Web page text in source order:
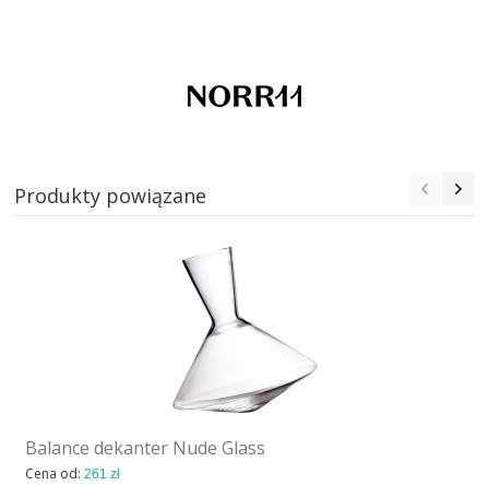
Produkty powiązane
Balance dekanter Nude Glass
Cena od:261 zł